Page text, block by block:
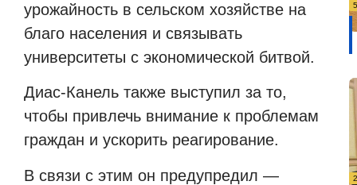
урожайность в сельском хозяйстве на
благо населения и связывать
университеты с экономической битвой.
Диас-Канель также выступил за то,
чтобы привлечь внимание к проблемам
граждан и ускорить реагирование.
В связи с этим он предупредил —